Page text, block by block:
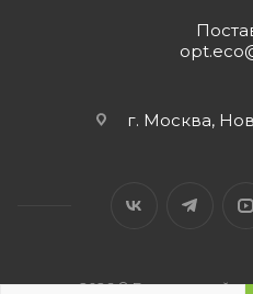
г. Москва,
2026 © Благодатный